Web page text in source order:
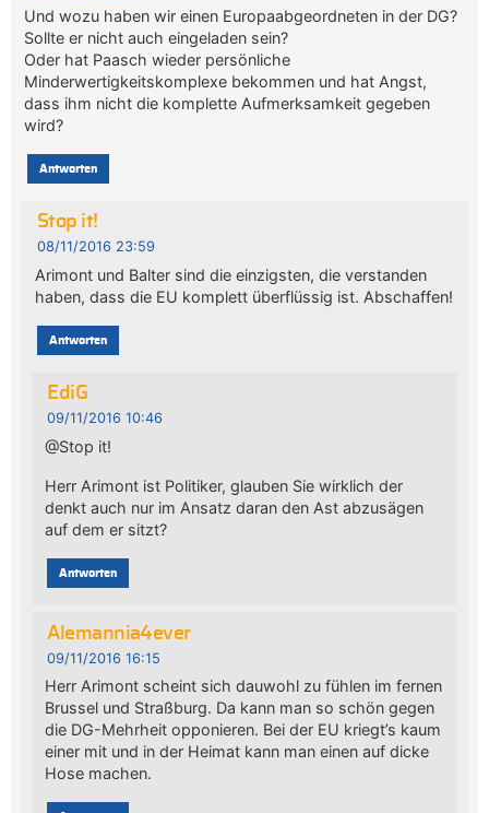
Und wozu haben wir einen Europaabgeordneten in der DG?
Sollte er nicht auch eingeladen sein?
Oder hat Paasch wieder persönliche
Minderwertigkeitskomplexe bekommen und hat Angst,
dass ihm nicht die komplette Aufmerksamkeit gegeben
wird?
Antworten
Stop it!
08/11/2016 23:59
Arimont und Balter sind die einzigsten, die verstanden
haben, dass die EU komplett überflüssig ist. Abschaffen!
Antworten
EdiG
09/11/2016 10:46
@Stop it!
Herr Arimont ist Politiker, glauben Sie wirklich der
denkt auch nur im Ansatz daran den Ast abzusägen
auf dem er sitzt?
Antworten
Alemannia4ever
09/11/2016 16:15
Herr Arimont scheint sich dauwohl zu fühlen im fernen
Brussel und Straßburg. Da kann man so schön gegen
die DG-Mehrheit opponieren. Bei der EU kriegt’s kaum
einer mit und in der Heimat kann man einen auf dicke
Hose machen.